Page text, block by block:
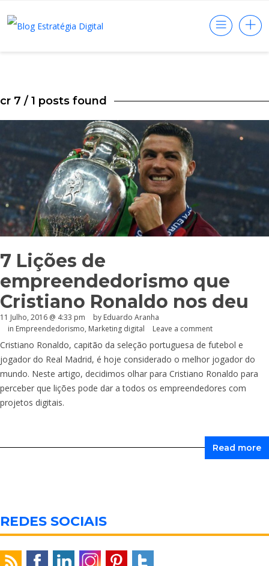
cr 7 / 1 posts found
7 Lições de
empreendedorismo que
Cristiano Ronaldo nos deu
11 Julho, 2016 @ 4:33 pm by Eduardo Aranha
in Empreendedorismo, Marketing digital Leave a comment
Cristiano Ronaldo, capitão da seleção portuguesa de futebol e
jogador do Real Madrid, é hoje considerado o melhor jogador do
mundo. Neste artigo, decidimos olhar para Cristiano Ronaldo para
perceber que lições pode dar a todos os empreendedores com
projetos digitais.
Read more
REDES SOCIAIS